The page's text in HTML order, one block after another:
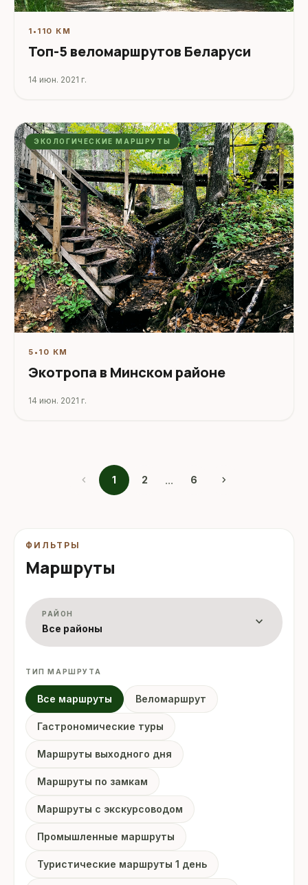
1 • 110 КМ
Топ-5 веломаршрутов Беларуси
14 июн. 2021 г.
ЭКОЛОГИЧЕСКИЕ МАРШРУТЫ
5 • 10 КМ
Экотропа в Минском районе
14 июн. 2021 г.
chevron_left 1 2 ... 6 chevron_right
ФИЛЬТРЫ
Маршруты
РАЙОН
Все районы expand_more
ТИП МАРШРУТА
Все маршруты Веломаршрут
Гастрономические туры
Маршруты выходного дня
Маршруты по замкам
Маршруты с экскурсоводом
Промышленные маршруты
Туристические маршруты 1 день